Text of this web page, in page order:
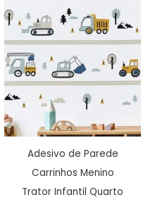
Adesivo de Parede
Carrinhos Menino
Trator Infantil Quarto